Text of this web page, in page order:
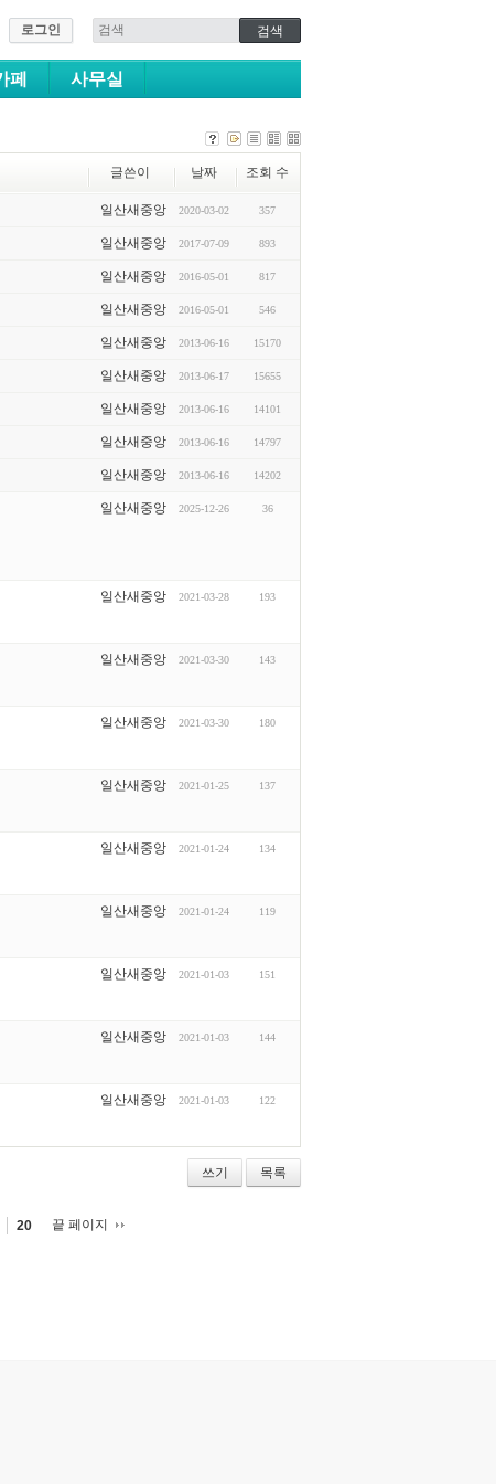
로그인
페 사무실
글쓴이 날짜 조회 수
일산새중앙 2020-03-02 357
일산새중앙 2017-07-09 893
일산새중앙 2016-05-01 817
일산새중앙 2016-05-01 546
일산새중앙 2013-06-16 15170
일산새중앙 2013-06-17 15655
일산새중앙 2013-06-16 14101
일산새중앙 2013-06-16 14797
일산새중앙 2013-06-16 14202
일산새중앙 2025-12-26 36
일산새중앙 2021-03-28 193
일산새중앙 2021-03-30 143
일산새중앙 2021-03-30 180
일산새중앙 2021-01-25 137
일산새중앙 2021-01-24 134
일산새중앙 2021-01-24 119
일산새중앙 2021-01-03 151
일산새중앙 2021-01-03 144
일산새중앙 2021-01-03 122
쓰기 목록
20 끝 페이지